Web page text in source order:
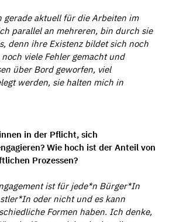
gerade aktuell für die Arbeiten im
parallel an mehreren, bin durch sie
s, denn ihre Existenz bildet sich noch
noch viele Fehler gemacht und
über Bord geworfen, viel
werden, sie halten mich in
in der Pflicht, sich
Wie hoch ist der Anteil von
Prozessen?
ist für jede*n Bürger*In
oder nicht und es kann
Formen haben. Ich denke,